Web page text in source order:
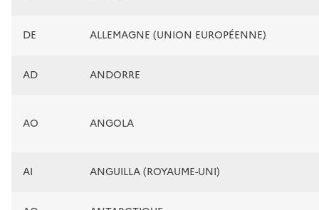
DE ALLEMAGNE (UNION EUROPÉENNE)
AD ANDORRE
AO ANGOLA
AI ANGUILLA (ROYAUME-UNI)